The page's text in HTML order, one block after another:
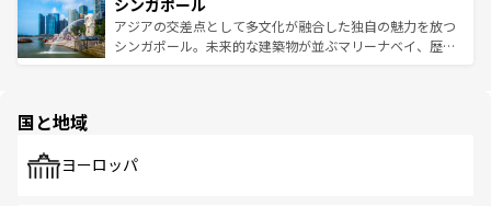
激する。気候は一年中温暖で、どの季節にも異なる楽しみ
が待っている。親しみやすいタイの人々、仏教を中心とし
た文化、そして多様な観光資源が、訪れる旅人を魅了し続
み、どこを訪れても感動するはず。観光スポットが密集し
ており、効率よく見どころを回れるのも魅力。息をのむよ
うな絶景から文化的な体験まで、香港を存分に楽しみ尽く
シンガポール
アジアの交差点として多文化が融合した独自の魅力を放つ
シンガポール。未来的な建築物が並ぶマリーナベイ、歴史
で、ホーカーズは地元の風情を楽しめる外せないスポット
国と地域
ヨーロッパ